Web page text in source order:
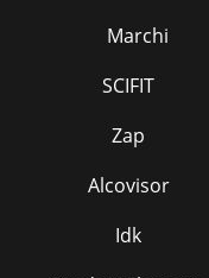
Marchi
SCIFIT
Zap
Alcovisor
Idk